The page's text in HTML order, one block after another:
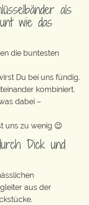
als
wie das
die buntesten
Du bei uns fündig.
kombiniert.
dabei –
uns zu wenig 😉
Dick und
aus der